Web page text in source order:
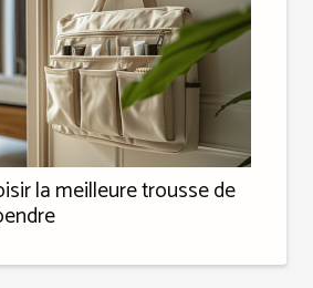
la meilleure trousse de